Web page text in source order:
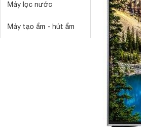
Máy lọc nước
Máy tạo ẩm - hút ẩm